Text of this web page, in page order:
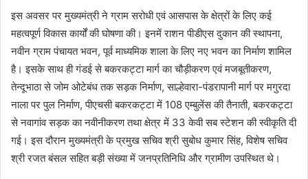
इस अवसर पर मुख्यमंत्री ने ग्राम सरोधी एवं आसपास के क्षेत्रों के लिए कई
महत्वपूर्ण विकास कार्यों की घोषणा की। इनमें राशन पीडीएस दुकान की स्थापना,
नवीन ग्राम पंचायत भवन, पूर्व माध्यमिक शाला के लिए नए भवन का निर्माण शामिल
है। इसके साथ ही गंडई से बकरकट्टा मार्ग का चौड़ीकरण एवं मजबूतीकरण,
तेन्दूभाठा से जोम ओटेबंध तक सड़क निर्माण, साल्हेवारा-पंडरापानी मार्ग पर मगुरदा
नाला पर पुल निर्माण, पीएचसी बकरकट्टा में 108 एम्बुलेंस की तैनाती, बकरकट्टा
से नवागांव सड़क का नवीनीकरण तथा क्षेत्र में 33 केवी सब स्टेशन की स्वीकृति दी
गई। इस दौरान मुख्यमंत्री के प्रमुख सचिव श्री सुबोध कुमार सिंह, विशेष सचिव
श्री रजत बंसल सहित बड़ी संख्या में जनप्रतिनिधि और ग्रामीण उपस्थित थे।